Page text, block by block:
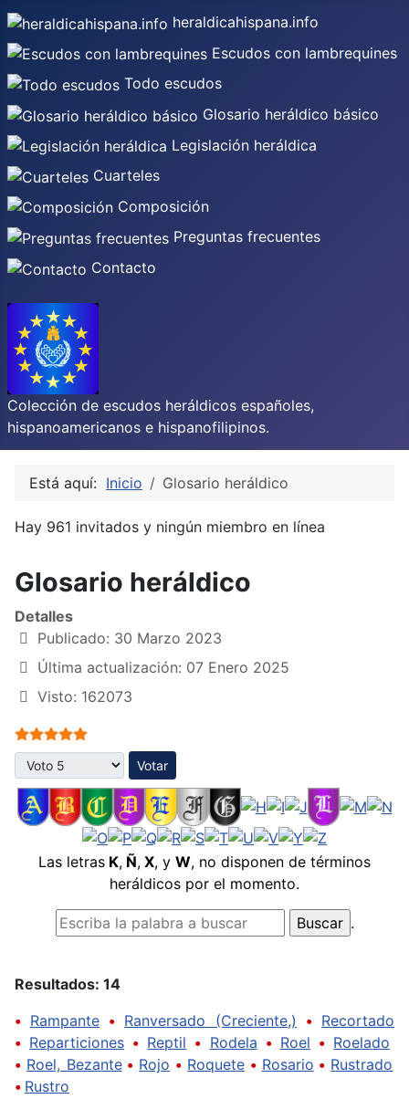
heraldicahispana.info
Escudos con lambrequines
Todo escudos
Glosario heráldico básico
Legislación heráldica
Cuarteles
Composición
Preguntas frecuentes
Contacto
Colección de escudos heráldicos españoles,
hispanoamericanos e hispanofilipinos.
Está aquí: Inicio Glosario heráldico
Hay 961 invitados y ningún miembro en línea
Glosario heráldico
Detalles
Publicado: 30 Marzo 2023
Última actualización: 07 Enero 2025
Visto: 162073
Ratio:5/5
Por favor, vote
Las letras K, Ñ, X, y W, no disponen de términos
heráldicos por el momento.
.
Resultados: 14
• Rampante • Ranversado (Creciente,) • Recortado
• Reparticiones • Reptil • Rodela • Roel • Roelado
• Roel, Bezante• Rojo • Roquete• Rosario • Rustrado
• Rustro